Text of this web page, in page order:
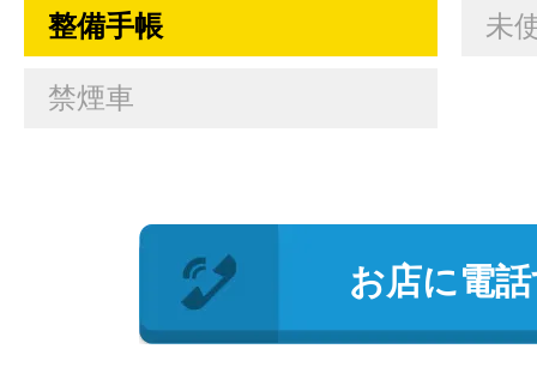
整備手帳 未
禁煙車
お店に電